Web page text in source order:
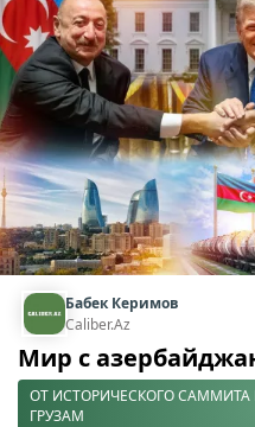
Бабек Керимов
Caliber.Az
Мир с
ОТ ИСТОРИЧЕСКОГО
ГРУЗАМ